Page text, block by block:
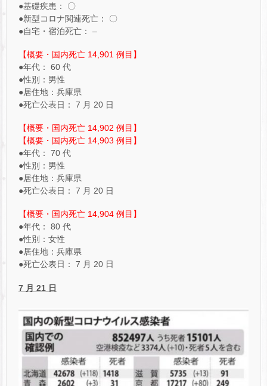
●基礎疾患： 〇
●新型コロナ関連死亡： 〇
●自宅・宿泊死亡： –
【概要・国内死亡 14,901 例目】
●年代： 60 代
●性別：男性
●居住地：兵庫県
●死亡公表日： 7 月 20 日
【概要・国内死亡 14,902 例目】
【概要・国内死亡 14,903 例目】
●年代： 70 代
●性別：男性
●居住地：兵庫県
●死亡公表日： 7 月 20 日
【概要・国内死亡 14,904 例目】
●年代： 80 代
●性別：女性
●居住地：兵庫県
●死亡公表日： 7 月 20 日
7 月 21 日